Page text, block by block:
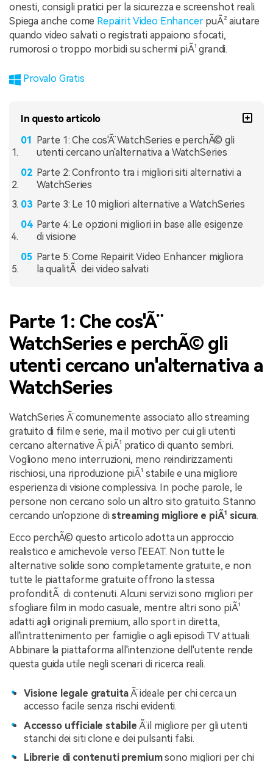
onesti, consigli pratici per la sicurezza e screenshot reali.
Spiega anche come Repairit Video EnhancerpuÃ² aiutare
quando video salvati o registrati appaiono sfocati,
rumorosi o troppo morbidi su schermi piÃ¹ grandi.
Provalo Gratis
In questo articolo
Parte 1: Che cos'Ã¨ WatchSeries e perchÃ© gli
utenti cercano un'alternativa a WatchSeries
Parte 2: Confronto tra i migliori siti alternativi a
WatchSeries
Parte 3: Le 10 migliori alternative a WatchSeries
Parte 4: Le opzioni migliori in base alle esigenze
di visione
Parte 5: Come Repairit Video Enhancer migliora
la qualitÃ dei video salvati
Parte 1: Che cos'Ã¨
WatchSeries e perchÃ© gli
utenti cercano un'alternativa a
WatchSeries
WatchSeries Ã¨ comunemente associato allo streaming
gratuito di film e serie, ma il motivo per cui gli utenti
cercano alternative Ã¨ piÃ¹ pratico di quanto sembri.
Vogliono meno interruzioni, meno reindirizzamenti
rischiosi, una riproduzione piÃ¹ stabile e una migliore
esperienza di visione complessiva. In poche parole, le
persone non cercano solo un altro sito gratuito. Stanno
cercando un'opzione di streaming migliore e piÃ¹ sicura.
Ecco perchÃ© questo articolo adotta un approccio
realistico e amichevole verso l'EEAT. Non tutte le
alternative solide sono completamente gratuite, e non
tutte le piattaforme gratuite offrono la stessa
profonditÃ di contenuti. Alcuni servizi sono migliori per
sfogliare film in modo casuale, mentre altri sono piÃ¹
adatti agli originali premium, allo sport in diretta,
all'intrattenimento per famiglie o agli episodi TV attuali.
Abbinare la piattaforma all'intenzione dell'utente rende
questa guida utile negli scenari di ricerca reali.
Visione legale gratuitaÃ¨ ideale per chi cerca un
accesso facile senza rischi evidenti.
Accesso ufficiale stabile Ã¨ il migliore per gli utenti
stanchi dei siti clone e dei pulsanti falsi.
Librerie di contenuti premiumsono migliori per chi